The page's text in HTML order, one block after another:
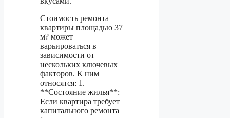
Стоимость ремонта
квартиры площадью 37
м? может
варьироваться в
зависимости от
нескольких ключевых
факторов. К ним
относятся: 1.
**Состояние жилья**:
Если квартира требует
капитального ремонта